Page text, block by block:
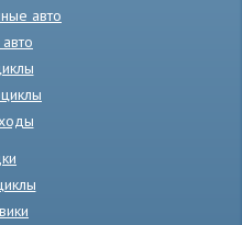
авто